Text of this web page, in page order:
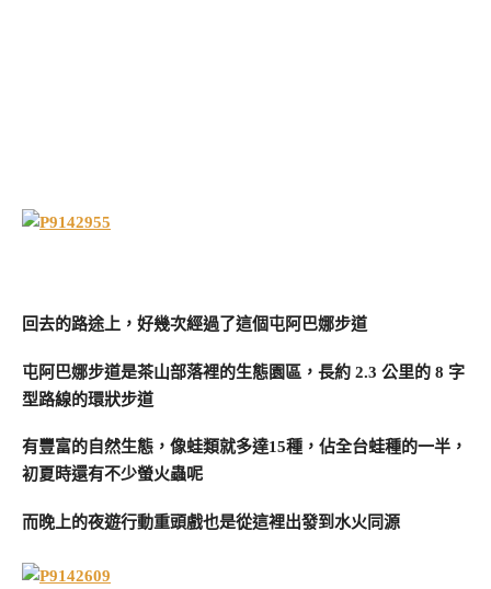
回去的路途上，好幾次經過了這個屯阿巴娜步道
屯阿巴娜步道是茶山部落裡的生態園區，長約 2.3 公里的 8 字
型路線的環狀步道
有豐富的自然生態，像蛙類就多達15種，佔全台蛙種的一半，
初夏時還有不少螢火蟲呢
而晚上的夜遊行動重頭戲也是從這裡出發到水火同源